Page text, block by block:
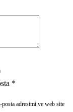
*
posta adresimi ve web site